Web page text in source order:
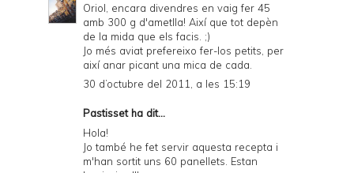
Oriol, encara divendres en vaig fer 45
amb 300 g d'ametlla! Així que tot depèn
de la mida que els facis. ;)
Jo més aviat prefereixo fer-los petits, per
així anar picant una mica de cada.
30 d’octubre del 2011, a les 15:19
Pastisset ha dit...
Hola!
Jo també he fet servir aquesta recepta i
m'han sortit uns 60 panellets. Estan